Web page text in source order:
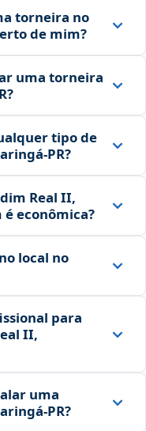
torneira no
de mim?
uma torneira
tipo de
Real II,
econômica?
local no
para
II,
uma